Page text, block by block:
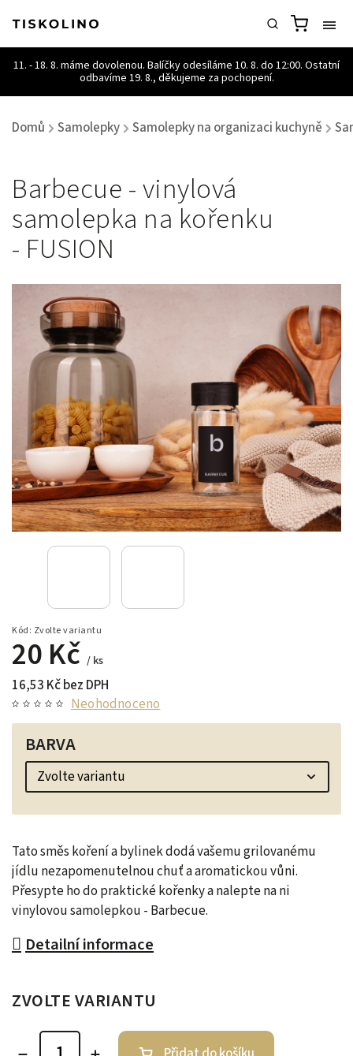
Domů / Samolepky / Samolepky na organizaci kuchyně /
Barbecue - vinylová
samolepka na kořenku
- FUSION
Kód: Zvolte variantu
20 Kč / ks
16,53 Kč bez DPH
Neohodnoceno
Tato směs koření a bylinek dodá vašemu grilovanému
jídlu nezapomenutelnou chuť a aromatickou vůni.
Přesypte ho do praktické kořenky a nalepte na ni
vinylovou samolepkou - Barbecue.
Detailní informace
BARVA
ZVOLTE VARIANTU